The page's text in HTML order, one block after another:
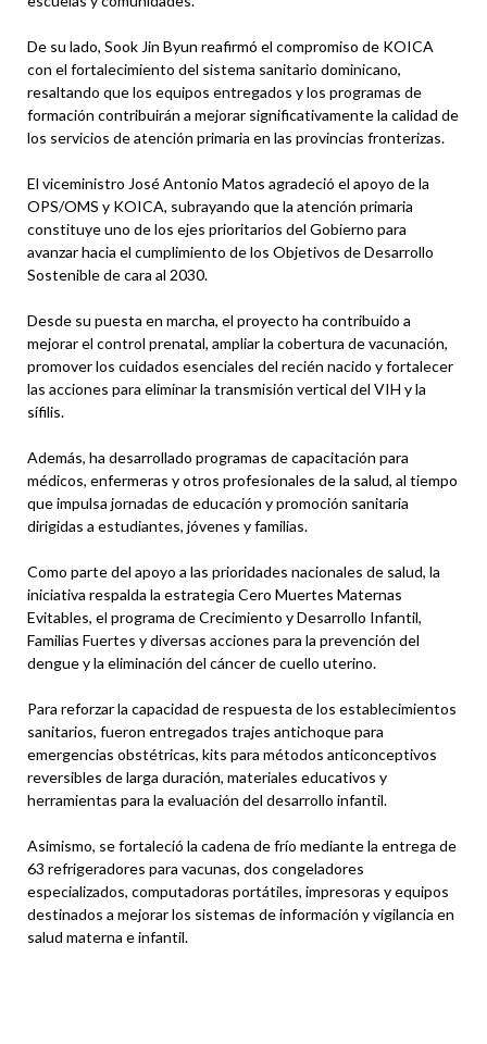
De su lado, Sook Jin Byun reafirmó el compromiso de KOICA
con el fortalecimiento del sistema sanitario dominicano,
resaltando que los equipos entregados y los programas de
formación contribuirán a mejorar significativamente la calidad de
los servicios de atención primaria en las provincias fronterizas.
El viceministro José Antonio Matos agradeció el apoyo de la
OPS/OMS y KOICA, subrayando que la atención primaria
constituye uno de los ejes prioritarios del Gobierno para
avanzar hacia el cumplimiento de los Objetivos de Desarrollo
Sostenible de cara al 2030.
Desde su puesta en marcha, el proyecto ha contribuido a
mejorar el control prenatal, ampliar la cobertura de vacunación,
promover los cuidados esenciales del recién nacido y fortalecer
las acciones para eliminar la transmisión vertical del VIH y la
sífilis.
Además, ha desarrollado programas de capacitación para
médicos, enfermeras y otros profesionales de la salud, al tiempo
que impulsa jornadas de educación y promoción sanitaria
dirigidas a estudiantes, jóvenes y familias.
Como parte del apoyo a las prioridades nacionales de salud, la
iniciativa respalda la estrategia Cero Muertes Maternas
Evitables, el programa de Crecimiento y Desarrollo Infantil,
Familias Fuertes y diversas acciones para la prevención del
dengue y la eliminación del cáncer de cuello uterino.
Para reforzar la capacidad de respuesta de los establecimientos
sanitarios, fueron entregados trajes antichoque para
emergencias obstétricas, kits para métodos anticonceptivos
reversibles de larga duración, materiales educativos y
herramientas para la evaluación del desarrollo infantil.
Asimismo, se fortaleció la cadena de frío mediante la entrega de
63 refrigeradores para vacunas, dos congeladores
especializados, computadoras portátiles, impresoras y equipos
destinados a mejorar los sistemas de información y vigilancia en
salud materna e infantil.